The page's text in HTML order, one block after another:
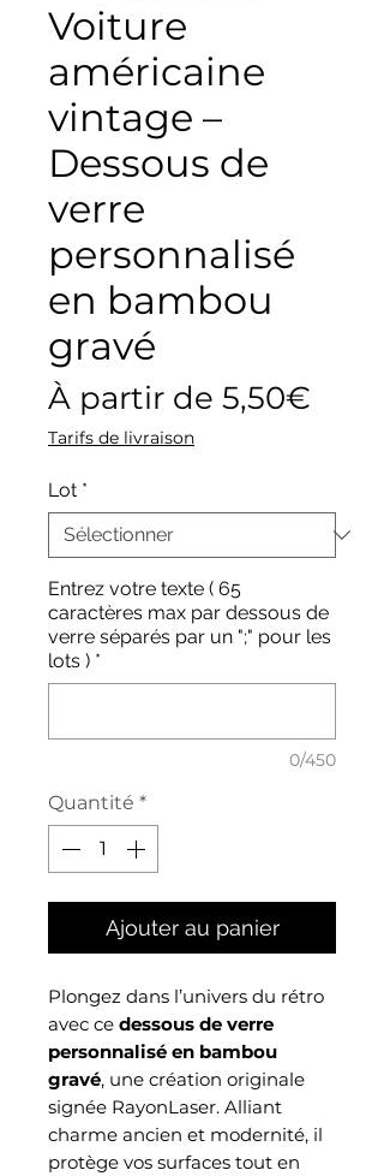
Voiture
américaine
vintage –
Dessous de
verre
personnalisé
en bambou
gravé
À partir de 5,50€
Tarifs de livraison
Lot *
Entrez votre texte ( 65
caractères max par dessous de
verre séparés par un ";" pour les
lots ) *
0/450
Quantité *
Ajouter au panier
Plongez dans l’univers du rétro
avec ce dessous de verre
personnalisé en bambou
gravé, une création originale
signée RayonLaser. Alliant
charme ancien et modernité, il
protège vos surfaces tout en